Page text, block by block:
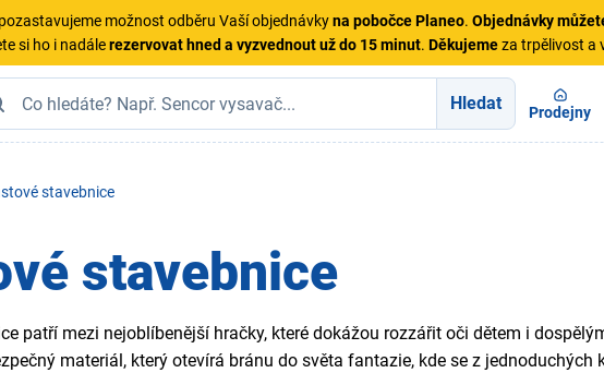
možnost odběru Vaší objednávkyna pobočce Planeo. Objednávky
si ho i nadálerezervovat hned a vyzvednout už do 15 minut. Děkujemeza trpělivost a
Hledat Prodejny
stavebnice
stavebnice
patří mezi nejoblíbenější hračky, které dokážou rozzářit oči dětem i
materiál, který otevírá bránu do světa fantazie, kde se z